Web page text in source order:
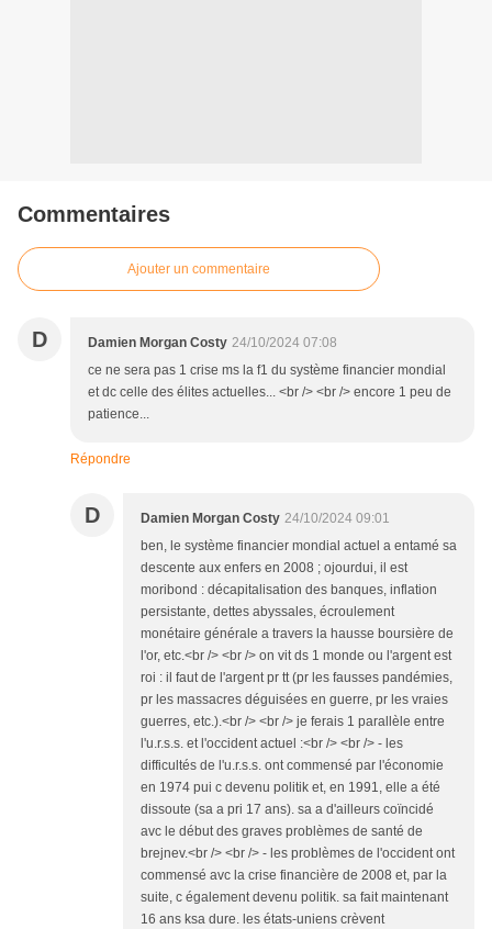
Commentaires
Ajouter un commentaire
D Damien Morgan Costy 24/10/2024 07:08
ce ne sera pas 1 crise ms la f1 du système financier mondial
et dc celle des élites actuelles... <br /> <br /> encore 1 peu de
patience...
Répondre
D Damien Morgan Costy 24/10/2024 09:01
ben, le système financier mondial actuel a entamé sa
descente aux enfers en 2008 ; ojourdui, il est
moribond : décapitalisation des banques, inflation
persistante, dettes abyssales, écroulement
monétaire générale a travers la hausse boursière de
l'or, etc.<br /> <br /> on vit ds 1 monde ou l'argent est
roi : il faut de l'argent pr tt (pr les fausses pandémies,
pr les massacres déguisées en guerre, pr les vraies
guerres, etc.).<br /> <br /> je ferais 1 parallèle entre
l'u.r.s.s. et l'occident actuel :<br /> <br /> - les
difficultés de l'u.r.s.s. ont commensé par l'économie
en 1974 pui c devenu politik et, en 1991, elle a été
dissoute (sa a pri 17 ans). sa a d'ailleurs coïncidé
avc le début des graves problèmes de santé de
brejnev.<br /> <br /> - les problèmes de l'occident ont
commensé avc la crise financière de 2008 et, par la
suite, c également devenu politik. sa fait maintenant
16 ans ksa dure. les états-uniens crèvent